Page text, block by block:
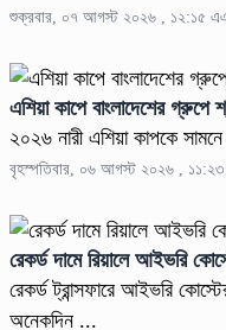
শুক্রবার, ০৭ আগস্ট ২০২৬ , ১২:১৫
এশিয়া কাপে বাংলাদেশের
২০২৬ নারী এশিয়া কাপকে সামনে
বৃহস্পতিবার, ০৬ আগস্ট ২০২৬ , ১১:২৩
রেকর্ড দামে রিয়ালে আইভরি
রেকর্ড ট্রান্সফারে আইভরি
অনেকদিন ...